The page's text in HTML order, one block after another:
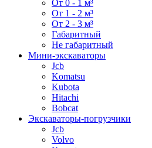
От 0 - 1 м³
От 1 - 2 м³
От 2 - 3 м³
Габаритный
Не габаритный
Мини-экскаваторы
Jcb
Komatsu
Kubota
Hitachi
Bobcat
Экскаваторы-погрузчики
Jcb
Volvo